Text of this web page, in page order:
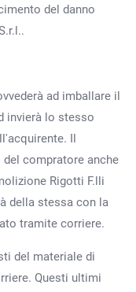
del danno
ad imballare il
invierà lo stesso
Il
compratore anche
Rigotti F.lli
della stessa con la
tramite corriere.
del materiale di
Questi ultimi